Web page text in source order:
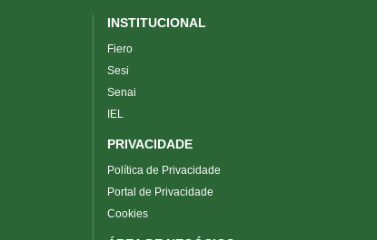
INSTITUCIONAL
Fiero
Sesi
Senai
IEL
PRIVACIDADE
Política de Privacidade
Portal de Privacidade
Cookies